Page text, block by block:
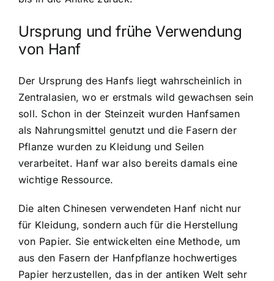
Ursprung und frühe Verwendung
von Hanf
Der Ursprung des Hanfs liegt wahrscheinlich in
Zentralasien, wo er erstmals wild gewachsen sein
soll. Schon in der Steinzeit wurden Hanfsamen
als Nahrungsmittel genutzt und die Fasern der
Pflanze wurden zu Kleidung und Seilen
verarbeitet. Hanf war also bereits damals eine
wichtige Ressource.
Die alten Chinesen verwendeten Hanf nicht nur
für Kleidung, sondern auch für die Herstellung
von Papier. Sie entwickelten eine Methode, um
aus den Fasern der Hanfpflanze hochwertiges
Papier herzustellen, das in der antiken Welt sehr